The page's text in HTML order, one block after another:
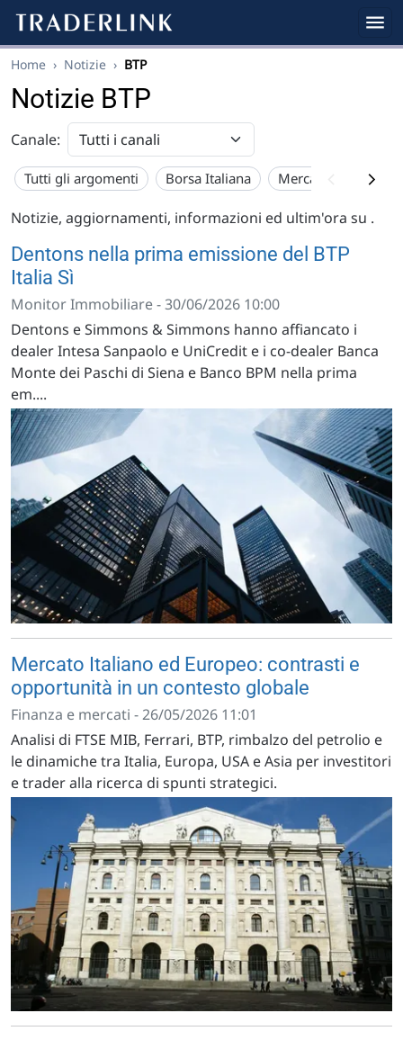
Home › Notizie › BTP
Notizie BTP
Canale:
Tutti gli argomenti Borsa Italiana Mercato USA
Notizie, aggiornamenti, informazioni ed ultim'ora su .
Dentons nella prima emissione del BTP
Italia Sì
Monitor Immobiliare - 30/06/2026 10:00
Dentons e Simmons & Simmons hanno affiancato i
dealer Intesa Sanpaolo e UniCredit e i co-dealer Banca
Monte dei Paschi di Siena e Banco BPM nella prima
em....
Mercato Italiano ed Europeo: contrasti e
opportunità in un contesto globale
Finanza e mercati - 26/05/2026 11:01
Analisi di FTSE MIB, Ferrari, BTP, rimbalzo del petrolio e
le dinamiche tra Italia, Europa, USA e Asia per investitori
e trader alla ricerca di spunti strategici.